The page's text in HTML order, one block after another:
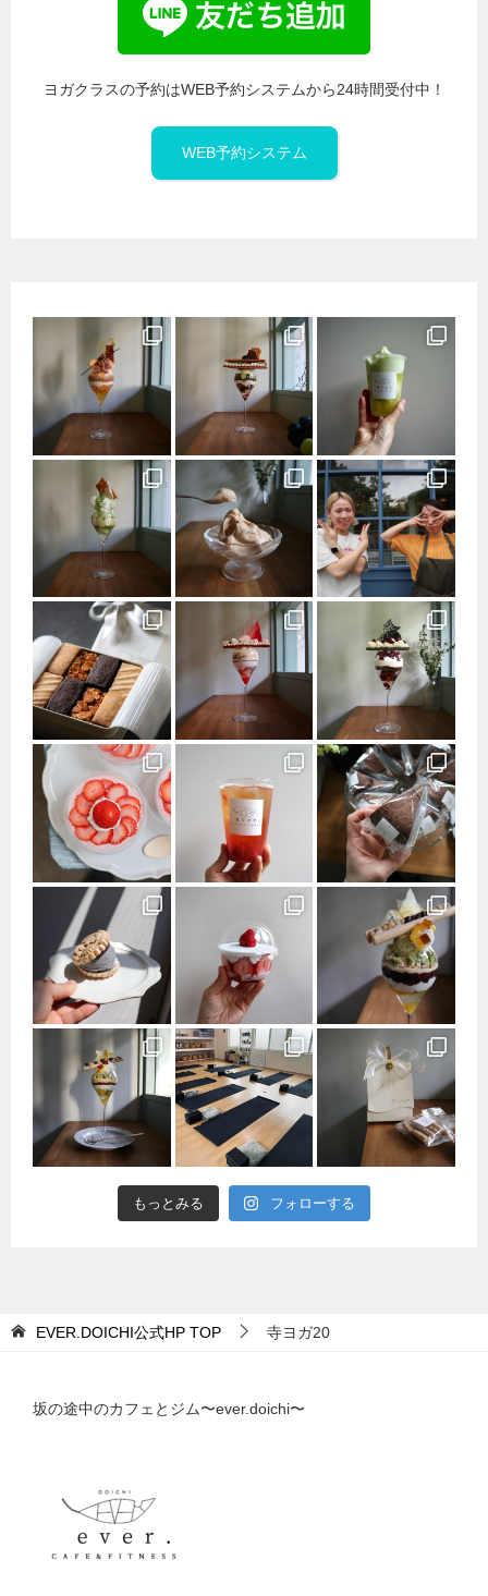
ヨガクラスの予約はWEB予約システムから24時間受付中！
WEB予約システム
もっとみる フォローする
EVER.DOICHI公式HP TOP 寺ヨガ20
坂の途中のカフェとジム〜ever.doichi〜